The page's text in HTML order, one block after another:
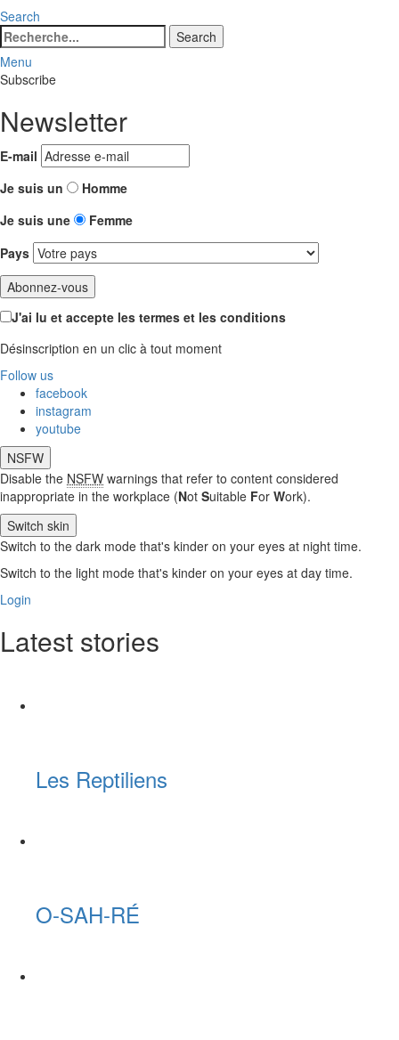
Search
Search
for:
Search
Menu
Subscribe
Newsletter
E-mail
Je suis un
Homme
Je suis une
Femme
Pays
J'ai lu et accepte les termes et les conditions
Désinscription en un clic à tout moment
Follow us
facebook
instagram
youtube
NSFW
Disable the NSFW warnings that refer to content considered
inappropriate in the workplace (Not Suitable For Work).
Switch skin
Switch to the dark mode that's kinder on your eyes at night time.
Switch to the light mode that's kinder on your eyes at day time.
Login
Latest stories
Les Reptiliens
O-SAH-RÉ